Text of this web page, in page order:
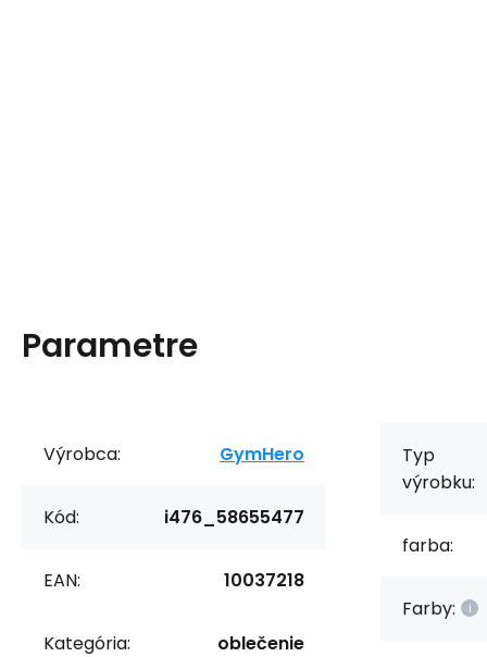
Parametre
Výrobca: GymHero
Kód: i476_58655477
EAN: 10037218
Kategória: oblečenie
Typ
výrobku:
farba:
Farby: